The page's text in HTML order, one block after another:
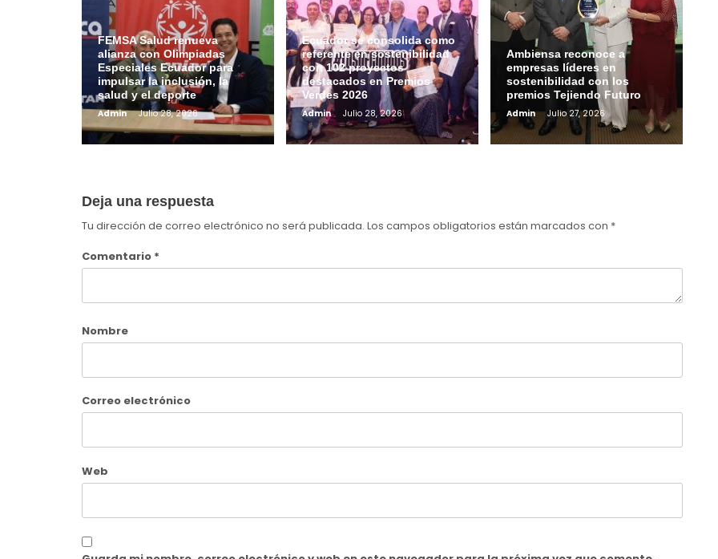
FEMSA Salud renueva
alianza con Olimpiadas
Especiales Ecuador para
impulsar la inclusión, la
salud y el deporte
Admin Julio 28, 2026
Ecuador se consolida como
referente en sostenibilidad
con 102 proyectos
destacados en Premios
Verdes 2026
Admin Julio 28, 2026
Ambiensa reconoce a
empresas líderes en
sostenibilidad con los
premios Tejiendo Futuro
Admin Julio 27, 2026
Deja una respuesta
Tu dirección de correo electrónico no será publicada. Los campos obligatorios están marcados con *
Comentario *
Nombre
Correo electrónico
Web